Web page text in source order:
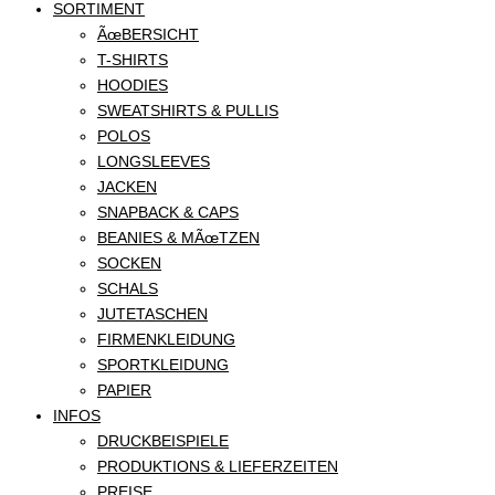
SORTIMENT
ÃœBERSICHT
T-SHIRTS
HOODIES
SWEATSHIRTS & PULLIS
POLOS
LONGSLEEVES
JACKEN
SNAPBACK & CAPS
BEANIES & MÃœTZEN
SOCKEN
SCHALS
JUTETASCHEN
FIRMENKLEIDUNG
SPORTKLEIDUNG
PAPIER
INFOS
DRUCKBEISPIELE
PRODUKTIONS & LIEFERZEITEN
PREISE